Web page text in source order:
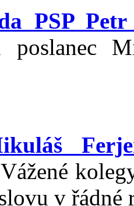
PSP
poslanec
v řádné